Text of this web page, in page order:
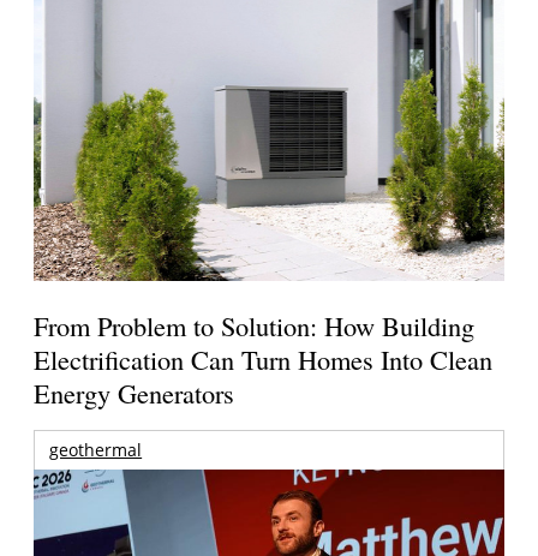
From Problem to Solution: How Building
Electrification Can Turn Homes Into Clean
Energy Generators
geothermal